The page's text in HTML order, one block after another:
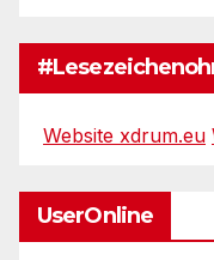
Website xdrum.eu
UserOnline